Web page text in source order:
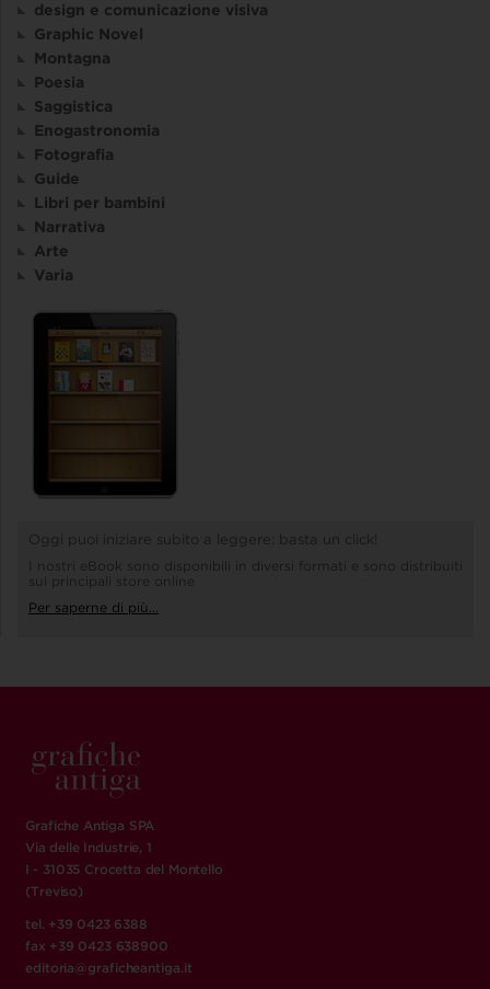
design e comunicazione visiva
Graphic Novel
Montagna
Poesia
Saggistica
Enogastronomia
Fotografia
Guide
Libri per bambini
Narrativa
Arte
Varia
Oggi puoi iniziare subito a leggere: basta un click!
I nostri eBook sono disponibili in diversi formati e sono distribuiti
sui principali store online
Per saperne di più...
Grafiche Antiga SPA
Via delle Industrie, 1
I - 31035 Crocetta del Montello
(Treviso)
tel. +39 0423 6388
fax +39 0423 638900
editoria@graficheantiga.it